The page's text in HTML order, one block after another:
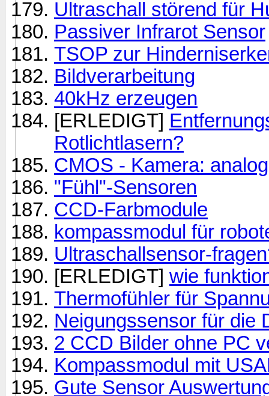
Ultraschall störend für
Passiver Infrarot Sensor
TSOP zur
Bildverarbeitung
40kHz erzeugen
[ERLEDIGT]
Rotlichtlasern?
CMOS - Kamera:
"Fühl"-Sensoren
CCD-Farbmodule
kompassmodul für
Ultraschallsensor-
[ERLEDIGT] wie
Thermofühler für
Neigungssensor für die
2 CCD Bilder ohne PC
Kompassmodul mit
Gute Sensor